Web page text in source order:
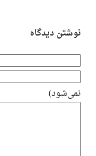
نوشتن دیدگاه
نمی‌شود)